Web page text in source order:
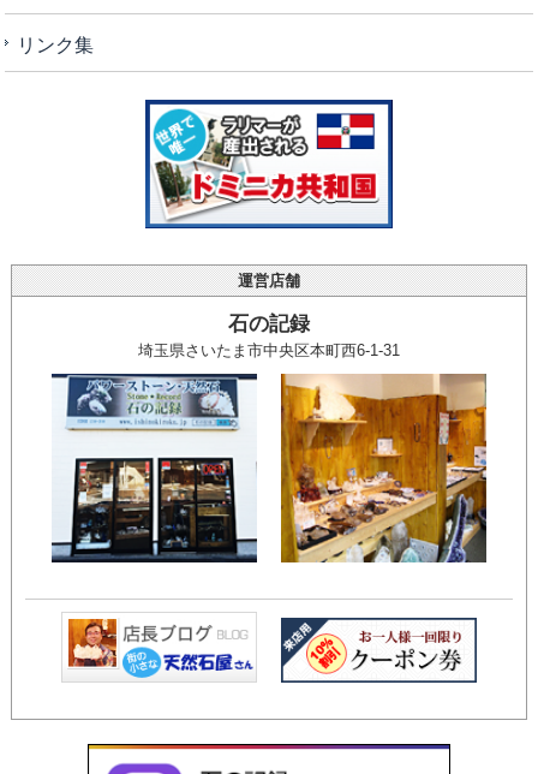
リンク集
運営店舗
石の記録
埼玉県さいたま市中央区本町西6-1-31